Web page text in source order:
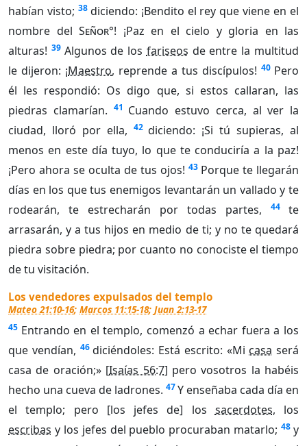
habían visto; 38 diciendo: ¡Bendito el rey que viene en el
nombre del Señor°! ¡Paz en el cielo y gloria en las
alturas! 39 Algunos de los fariseos de entre la multitud
le dijeron: ¡Maestro, reprende a tus discípulos! 40 Pero
él les respondió: Os digo que, si estos callaran, las
piedras clamarían. 41 Cuando estuvo cerca, al ver la
ciudad, lloró por ella, 42 diciendo: ¡Si tú supieras, al
menos en este día tuyo, lo que te conduciría a la paz!
¡Pero ahora se oculta de tus ojos! 43 Porque te llegarán
días en los que tus enemigos levantarán un vallado y te
rodearán, te estrecharán por todas partes,
44
te
arrasarán, y a tus hijos en medio de ti; y no te quedará
piedra sobre piedra; por cuanto no conociste el tiempo
de tu visitación.
Los vendedores expulsados del templo
Mateo 21:10-16; Marcos 11:15-18; Juan 2:13-17
45 Entrando en el templo, comenzó a echar fuera a los
que vendían, 46 diciéndoles: Está escrito: «Mi casa será
casa de oración;» [Isaías 56:7] pero vosotros la habéis
hecho una cueva de ladrones. 47Y enseñaba cada día en
el templo; pero [los jefes de] los sacerdotes, los
escribas y los jefes del pueblo procuraban matarlo; 48 y